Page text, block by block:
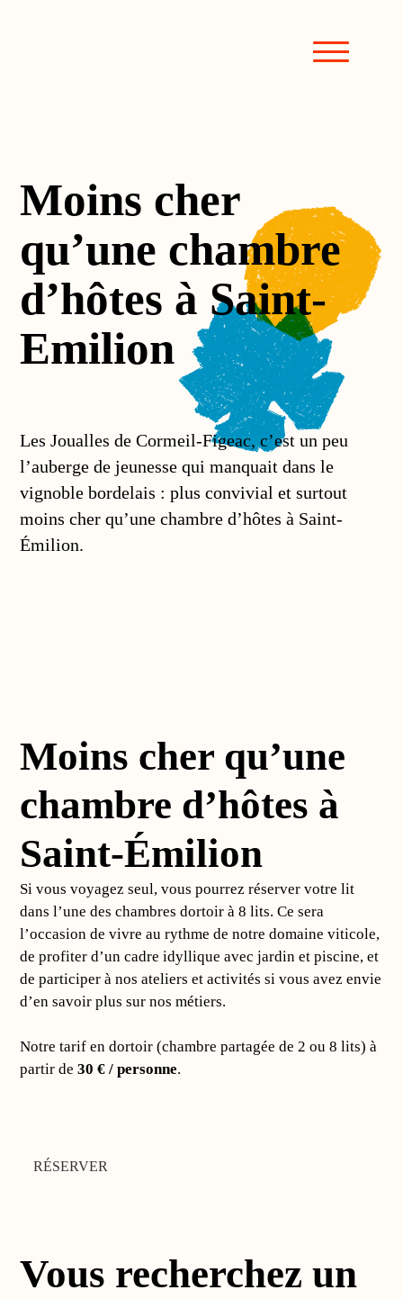
Moins cher
qu’une chambre
d’hôtes à Saint-
Emilion
Les Joualles de Cormeil-Figeac, c’est un peu
l’auberge de jeunesse qui manquait dans le
vignoble bordelais : plus convivial et surtout
moins cher qu’une chambre d’hôtes à Saint-
Émilion.
Moins cher qu’une
chambre d’hôtes à
Saint-Émilion
Si vous voyagez seul, vous pourrez réserver votre lit
dans l’une des chambres dortoir à 8 lits. Ce sera
l’occasion de vivre au rythme de notre domaine viticole,
de profiter d’un cadre idyllique avec jardin et piscine, et
de participer à nos ateliers et activités si vous avez envie
d’en savoir plus sur nos métiers.
Notre tarif en dortoir (chambre partagée de 2 ou 8 lits) à
partir de30 € / personne.
RÉSERVER
Vous recherchez un